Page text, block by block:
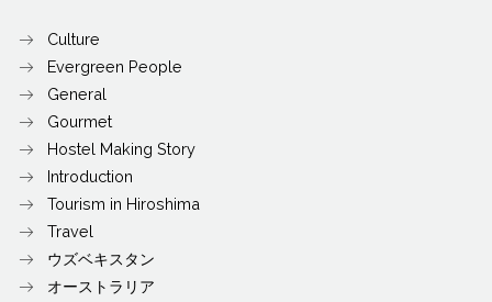
Culture
Evergreen People
General
Gourmet
Hostel Making Story
Introduction
Tourism in Hiroshima
Travel
ウズベキスタン
オーストラリア